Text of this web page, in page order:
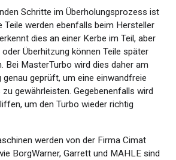
Schritte im Überholungsprozess ist
Teile werden ebenfalls beim Hersteller
dies an einer Kerbe im Teil, aber
Überhitzung können Teile später
Bei MasterTurbo wird dies daher am
genau geprüft, um eine einwandfreie
gewährleisten. Gegebenenfalls wird
um den Turbo wieder richtig
werden von der Firma Cimat
BorgWarner, Garrett und MAHLE sind